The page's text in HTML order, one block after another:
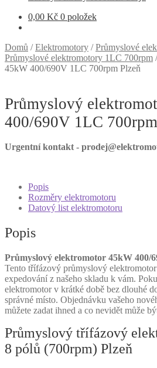
0,00 Kč 0 položek
Domů /Elektromotory /Průmyslové
Průmyslové elektromotory 1LC 700rpm
45kW 400/690V 1LC 700rpm Plzeň
Průmyslový
400/690V 1LC
Urgentní kontakt -
Popis
Rozměry elektromotoru
Datový list elektromotoru
Popis
Průmyslový elektromotor 45kW 400/
Tento třífázový průmyslový
expedování z našeho skladu k vám.
elektromotor v krátké době bez dlouhé
správné místo. Objednávku vašeho
můžete zadat ihned a co nevidět může
Průmyslový třífázový
8 pólů (700rpm) Plzeň